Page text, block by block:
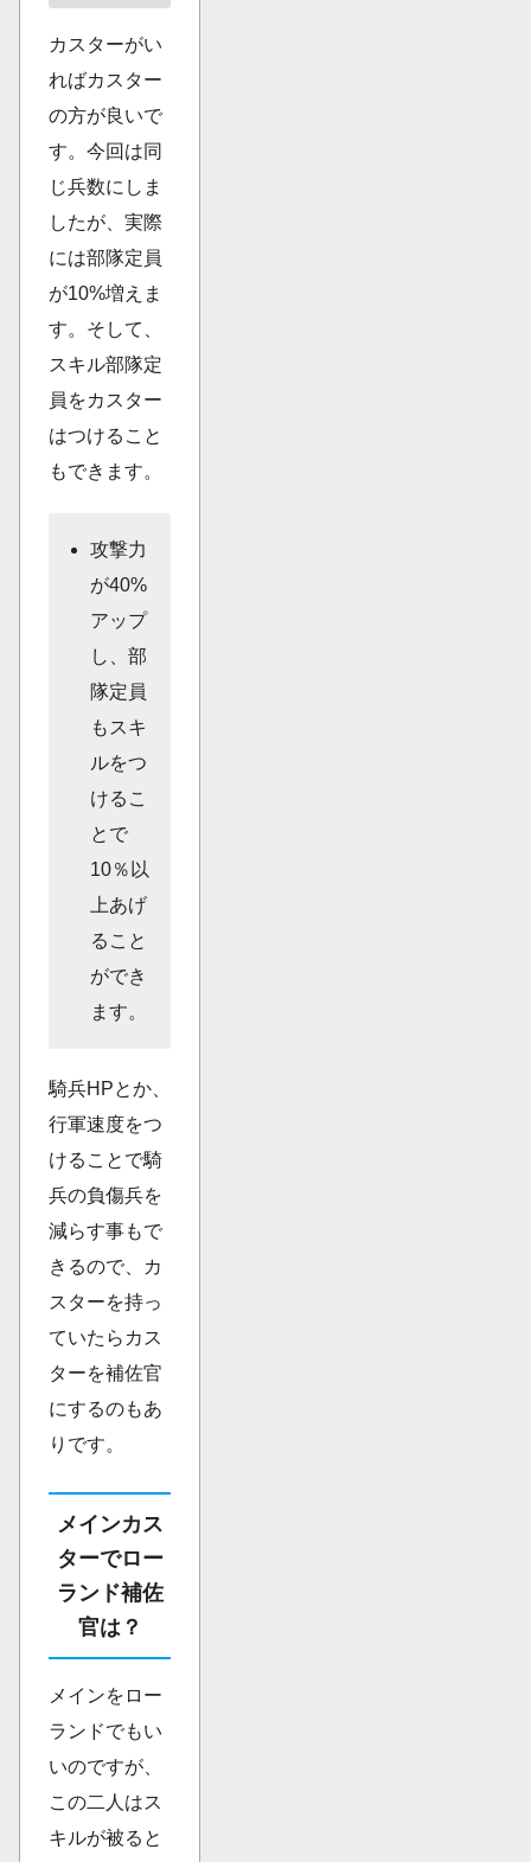
カスターがい
ればカスター
の方が良いで
す。今回は同
じ兵数にしま
したが、実際
には部隊定員
が10%増えま
す。そして、
スキル部隊定
員をカスター
はつけること
もできます。
攻撃力
が40%
アップ
し、部
隊定員
もスキ
ルをつ
けるこ
とで
10％以
上あげ
ること
ができ
ます。
騎兵HPとか、
行軍速度をつ
けることで騎
兵の負傷兵を
減らす事もで
きるので、カ
スターを持っ
ていたらカス
ターを補佐官
にするのもあ
りです。
メインカス
ターでロー
ランド補佐
官は？
メインをロー
ランドでもい
いのですが、
この二人はス
キルが被ると